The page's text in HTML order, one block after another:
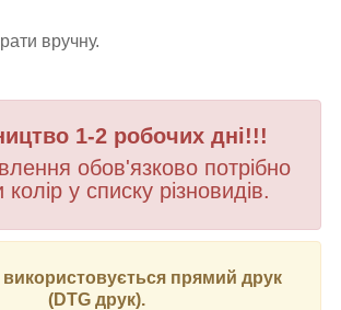
вручну.
1-2 робочих дні!!!
обов'язково потрібно
у списку різновидів.
прямий друк
(DTG друк).